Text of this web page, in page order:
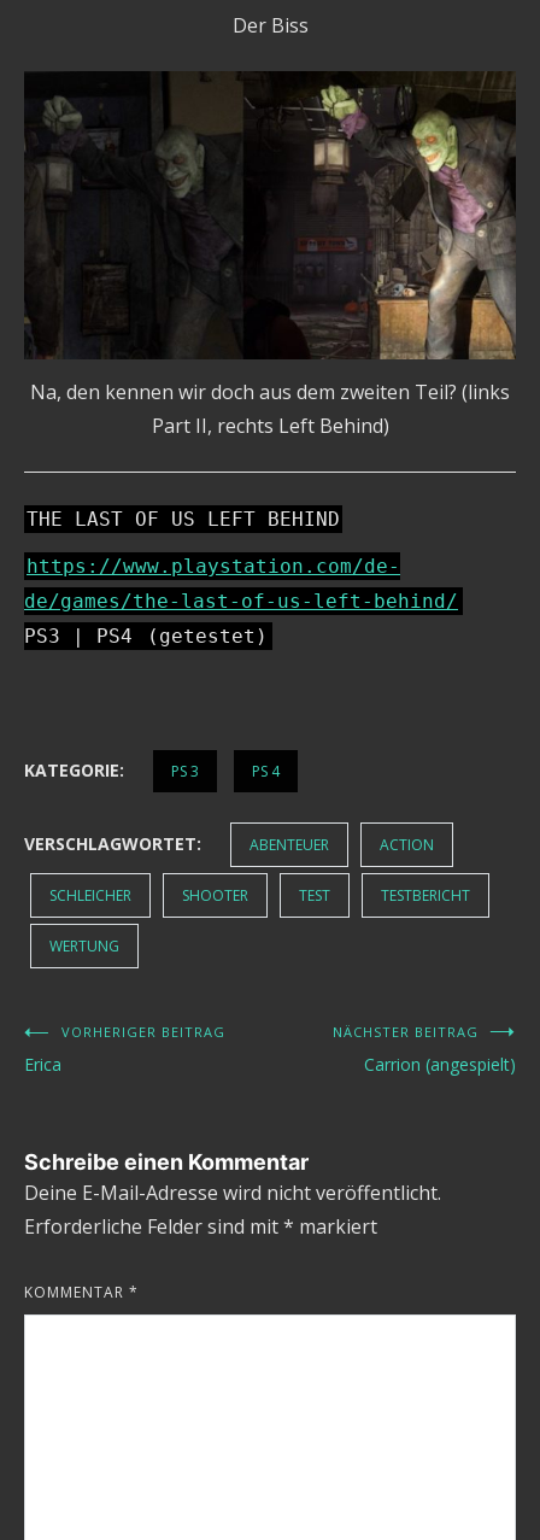
Der Biss
Na, den kennen wir doch aus dem zweiten Teil? (links
Part II, rechts Left Behind)
THE LAST OF US LEFT BEHIND
https://www.playstation.com/de-
de/games/the-last-of-us-left-behind/
PS3 | PS4
(getestet)
KATEGORIE: PS 3 PS 4
VERSCHLAGWORTET: ABENTEUER ACTION
SCHLEICHER SHOOTER TEST TESTBERICHT
WERTUNG
Beitragsnavigation
VORHERIGER BEITRAG
Erica
NÄCHSTER BEITRAG
Carrion (angespielt)
Schreibe einen Kommentar
Deine E-Mail-Adresse wird nicht veröffentlicht.
Erforderliche Felder sind mit* markiert
KOMMENTAR *